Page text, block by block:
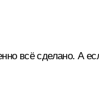
всё сделано. А